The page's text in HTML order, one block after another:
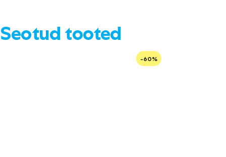
Seotud tooted
-60%